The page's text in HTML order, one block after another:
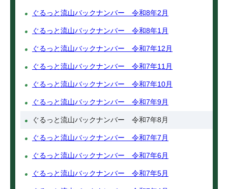
ぐるっと流山バックナンバー 令和8年2月
ぐるっと流山バックナンバー 令和8年1月
ぐるっと流山バックナンバー 令和7年12月
ぐるっと流山バックナンバー 令和7年11月
ぐるっと流山バックナンバー 令和7年10月
ぐるっと流山バックナンバー 令和7年9月
ぐるっと流山バックナンバー 令和7年8月
ぐるっと流山バックナンバー 令和7年7月
ぐるっと流山バックナンバー 令和7年6月
ぐるっと流山バックナンバー 令和7年5月